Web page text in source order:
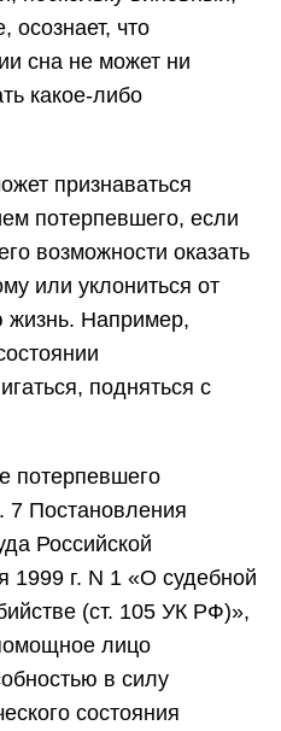
осознает, что
сна не может ни
какое-либо
признаваться
потерпевшего, если
возможности оказать
или уклониться от
жизнь. Например,
подняться с
потерпевшего
7 Постановления
Российской
1999 г. N 1 «О судебной
(ст. 105 УК РФ)»,
лицо
в силу
состояния